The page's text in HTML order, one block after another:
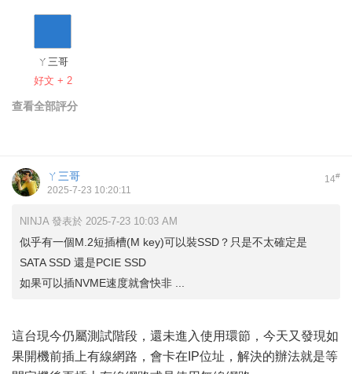
ㄚ三哥
好文 + 2
查看全部評分
14#
ㄚ三哥
2025-7-23 10:20:11
NINJA 發表於 2025-7-23 10:03 AM
似乎有一個M.2短插槽(M key)可以裝SSD？只是不太確定是
SATA SSD 還是PCIE SSD
如果可以插NVME速度就會快非 ...
這台現今仍屬測試階段，還未進入使用環節，今天又發現如
果開機前插上有線網路，會卡在IP位址，解決的辦法就是等